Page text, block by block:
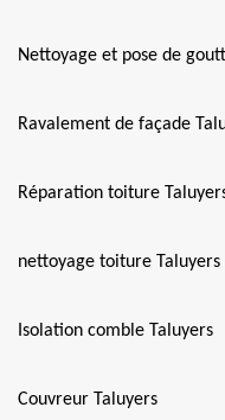
Nettoyage et pose de
Ravalement de façade
Réparation toiture
nettoyage toiture Taluyers
Isolation comble Taluyers
Couvreur Taluyers